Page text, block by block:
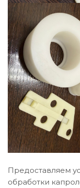
Предоставляем
обработки